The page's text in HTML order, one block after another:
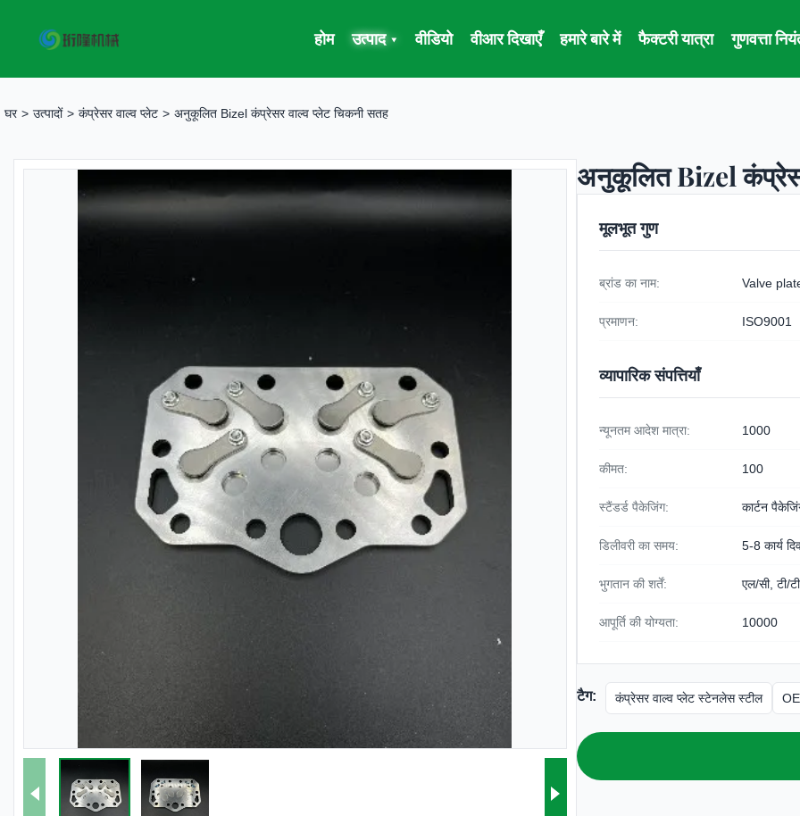
होम उत्पाद ▾ वीडियो वीआर दिखाएँ हमारे बारे में फैक्टरी यात्रा गुणवत्ता
घर > उत्पादों > कंप्रेसर वाल्व प्लेट > अनुकूलित Bizel कंप्रेसर वाल्व प्लेट चिकनी सतह
अनुकूलित Bizel
मूलभूत गुण
ब्रांड का नाम: Valve
प्रमाणन: ISO9001
व्यापारिक संपत्तियाँ
न्यूनतम आदेश मात्रा: 1000
कीमत: 100
स्टैंडर्ड पैकेजिंग: कार्टन
डिलीवरी का समय: 5-8 कार्य
भुगतान की शर्तें: एल/सी, टी/टी
आपूर्ति की योग्यता: 10000
टैग: कंप्रेसर वाल्व प्लेट स्टेनलेस स्टील